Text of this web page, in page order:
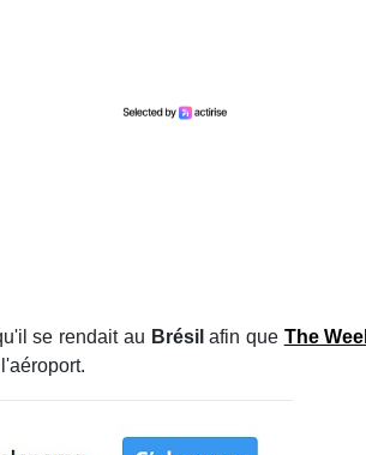
se rendait au Brésilafin que The